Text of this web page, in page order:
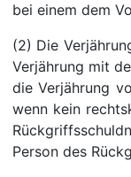
bei einem dem
(2) Die
Verjährung mit
die Verjährung
wenn kein
Person des